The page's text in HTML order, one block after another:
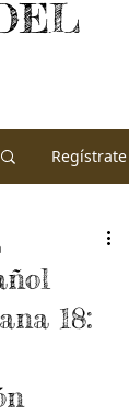
Regístrate
18: